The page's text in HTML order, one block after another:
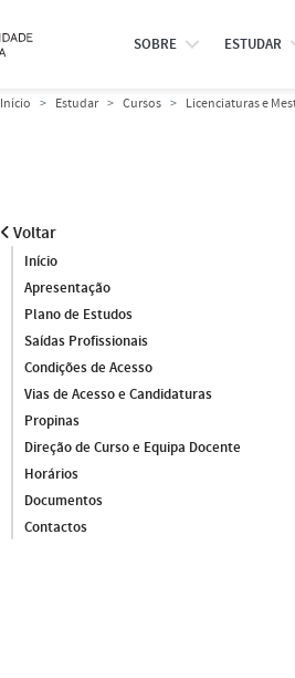
SOBRE ESTUDAR
Início Estudar Cursos Licenciaturas e
Voltar
Início
Apresentação
Plano de Estudos
Saídas Profissionais
Condições de Acesso
Vias de Acesso e Candidaturas
Propinas
Direção de Curso e Equipa Docente
Horários
Documentos
Contactos